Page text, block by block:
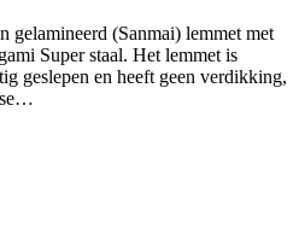
gelamineerd (Sanmai) lemmet met
Super staal. Het lemmet is
geslepen en heeft geen verdikking,